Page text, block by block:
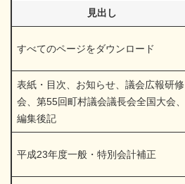
見出し
すべてのページをダウンロード
表紙・目次、お知らせ、議会広報研修
会、第55回町村議会議長会全国大会、
編集後記
平成23年度一般・特別会計補正